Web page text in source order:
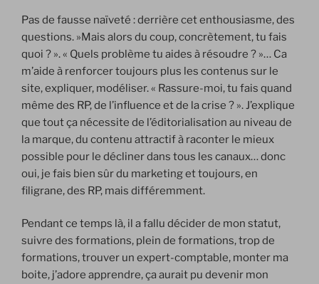
Pas de fausse naïveté : derrière cet enthousiasme, des
questions. »Mais alors du coup, concrètement, tu fais
quoi ? ». « Quels problème tu aides à résoudre ? »… Ca
m’aide à renforcer toujours plus les contenus sur le
site, expliquer, modéliser. « Rassure-moi, tu fais quand
même des RP, de l’influence et de la crise ? ». J’explique
que tout ça nécessite de l’éditorialisation au niveau de
la marque, du contenu attractif à raconter le mieux
possible pour le décliner dans tous les canaux… donc
oui, je fais bien sûr du marketing et toujours, en
filigrane, des RP, mais différemment.
Pendant ce temps là, il a fallu décider de mon statut,
suivre des formations, plein de formations, trop de
formations, trouver un expert-comptable, monter ma
boite, j’adore apprendre, ça aurait pu devenir mon